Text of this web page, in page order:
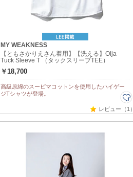
MY WEAKNESS
【ともさかりえさん着用】【洗える】Olja
Tuck Sleeve T （タックスリーブTEE）
￥18,700
高級原綿のスーピマコットンを使用したハイゲー
ジTシャツが登場。
レビュー（1）